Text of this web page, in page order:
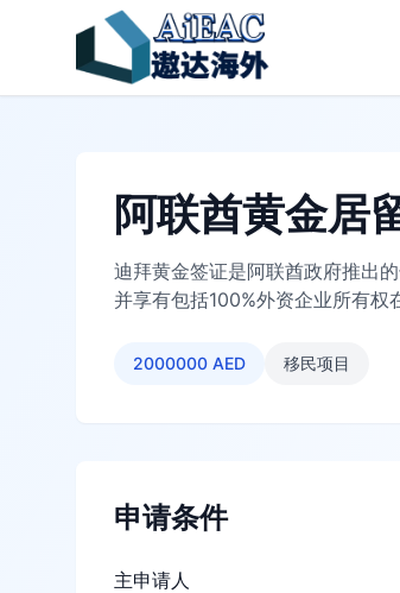
阿联酋黄金居
迪拜黄金签证是阿联酋政府推出
并享有包括100%外资企业所有权
2000000 AED 移民项目
申请条件
主申请人